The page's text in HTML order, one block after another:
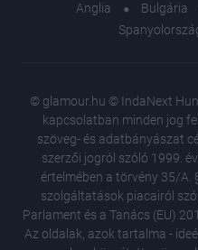
Anglia
Bulgária
© glamour.hu © IndaNext
kapcsolatban minden jog
szöveg- és adatbányászat
szerzői jogról szóló 1999.
értelmében a törvény 35/A.
szolgáltatások piacairól
Parlament és a Tanács (EU)
Az oldalak, azok tartalma -